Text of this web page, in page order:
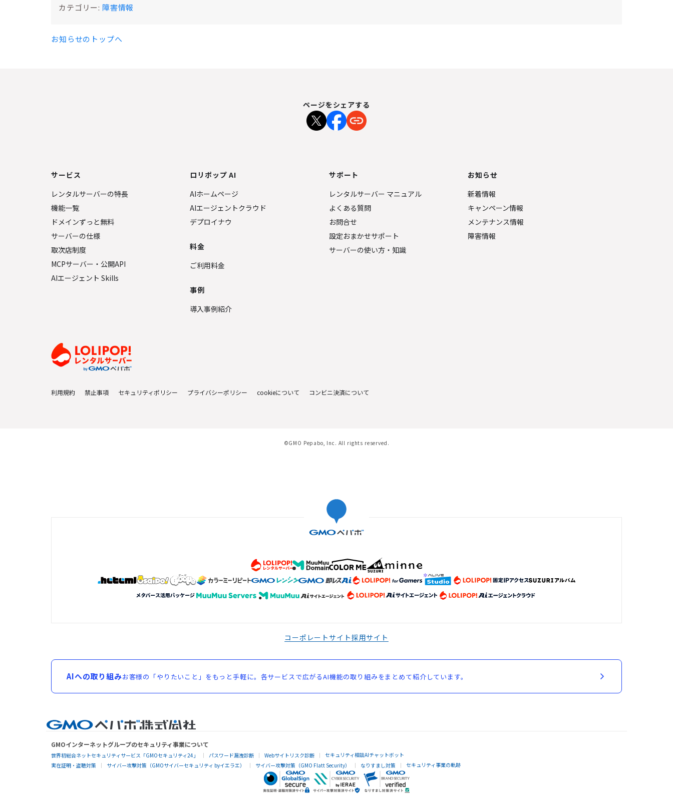
カテゴリー: 障害情報
お知らせのトップへ
ページをシェアする
サービス
レンタルサーバーの特長
機能一覧
ドメインずっと無料
サーバーの仕様
取次店制度
MCPサーバー・公開API
AIエージェント Skills
ロリポップ AI
AIホームページ
AIエージェントクラウド
デプロイナウ
料金
ご利用料金
事例
導入事例紹介
サポート
レンタルサーバー マニュアル
よくある質問
お問合せ
設定おまかせサポート
サーバーの使い方・知識
お知らせ
新着情報
キャンペーン情報
メンテナンス情報
障害情報
利用規約 禁止事項 セキュリティポリシー プライバシーポリシー cookieについて コンビニ決済について
©GMO Pepabo, Inc. All rights reserved.
コーポレートサイト採用サイト
AIへの取り組みお客様の「やりたいこと」をもっと手軽に。各サービスで広がるAI機能の取り組みをまとめて紹介しています。
GMOインターネットグループのセキュリティ事業について
世界初総合ネットセキュリティサービス「GMOセキュリティ24」 パスワード漏洩診断 Webサイトリスク診断
セキュリティ相談AIチャットボット
実在証明・盗聴対策
サイバー攻撃対策（GMOサイバーセキュリティ byイエラエ） サイバー攻撃対策（GMO Flatt Security） なりすまし対策 セキュリティ事業の軌跡